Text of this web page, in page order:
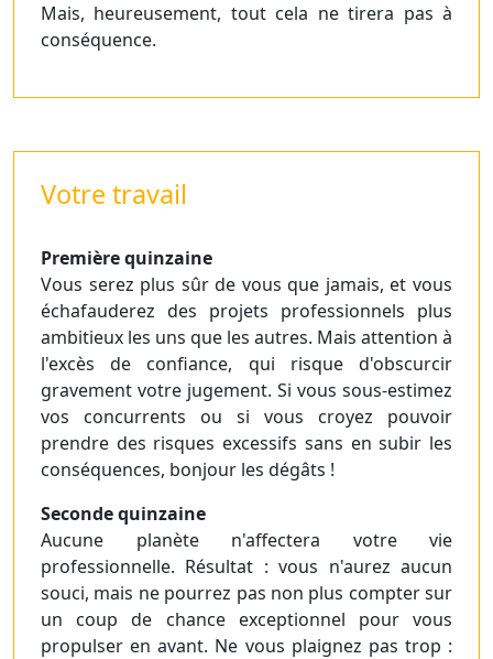
Mais, heureusement, tout cela ne tirera pas à
conséquence.
Votre travail
Première quinzaine
Vous serez plus sûr de vous que jamais, et vous
échafauderez des projets professionnels plus
ambitieux les uns que les autres. Mais attention à
l'excès de confiance, qui risque d'obscurcir
gravement votre jugement. Si vous sous-estimez
vos concurrents ou si vous croyez pouvoir
prendre des risques excessifs sans en subir les
conséquences, bonjour les dégâts !
Seconde quinzaine
Aucune planète n'affectera votre vie
professionnelle. Résultat : vous n'aurez aucun
souci, mais ne pourrez pas non plus compter sur
un coup de chance exceptionnel pour vous
propulser en avant. Ne vous plaignez pas trop :